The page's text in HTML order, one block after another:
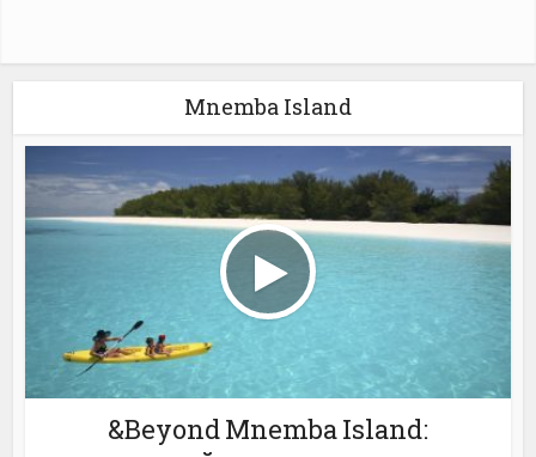
Mnemba Island
&Beyond Mnemba Island: